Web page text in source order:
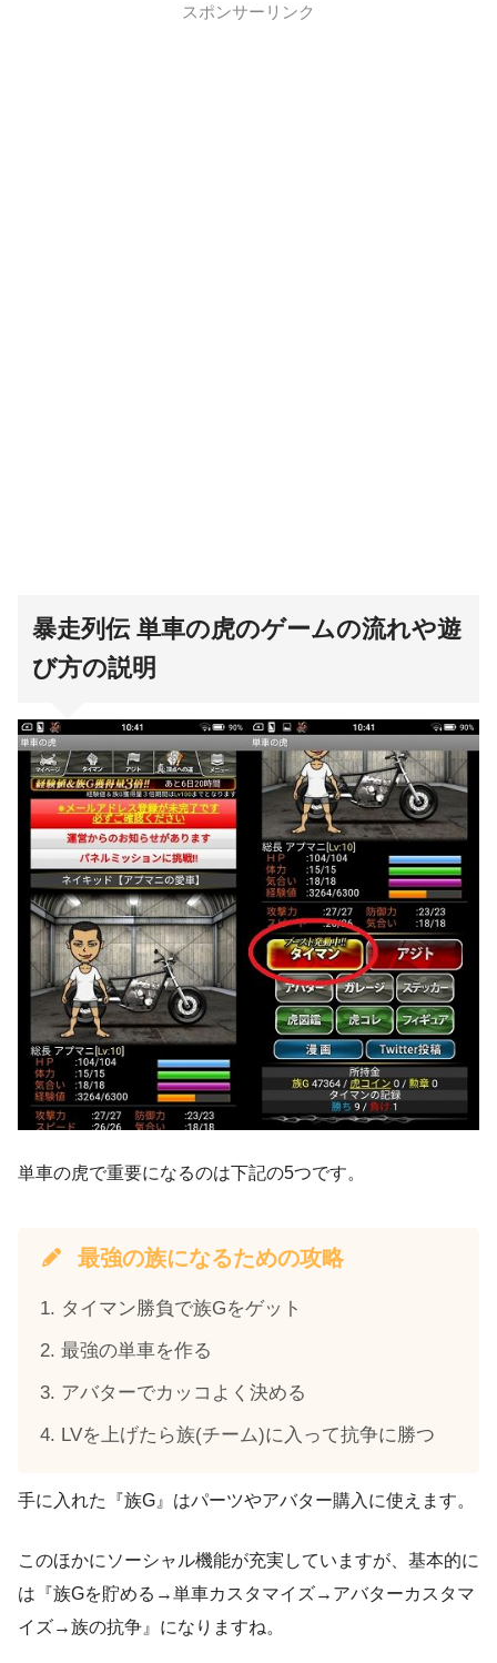
スポンサーリンク
暴走列伝 単車の虎のゲームの流れや遊
び方の説明
単車の虎で重要になるのは下記の5つです。
最強の族になるための攻略
タイマン勝負で族Gをゲット
最強の単車を作る
アバターでカッコよく決める
LVを上げたら族(チーム)に入って抗争に勝つ
手に入れた『族G』はパーツやアバター購入に使えます。
このほかにソーシャル機能が充実していますが、基本的に
は『族Gを貯める→単車カスタマイズ→アバターカスタマ
イズ→族の抗争』になりますね。